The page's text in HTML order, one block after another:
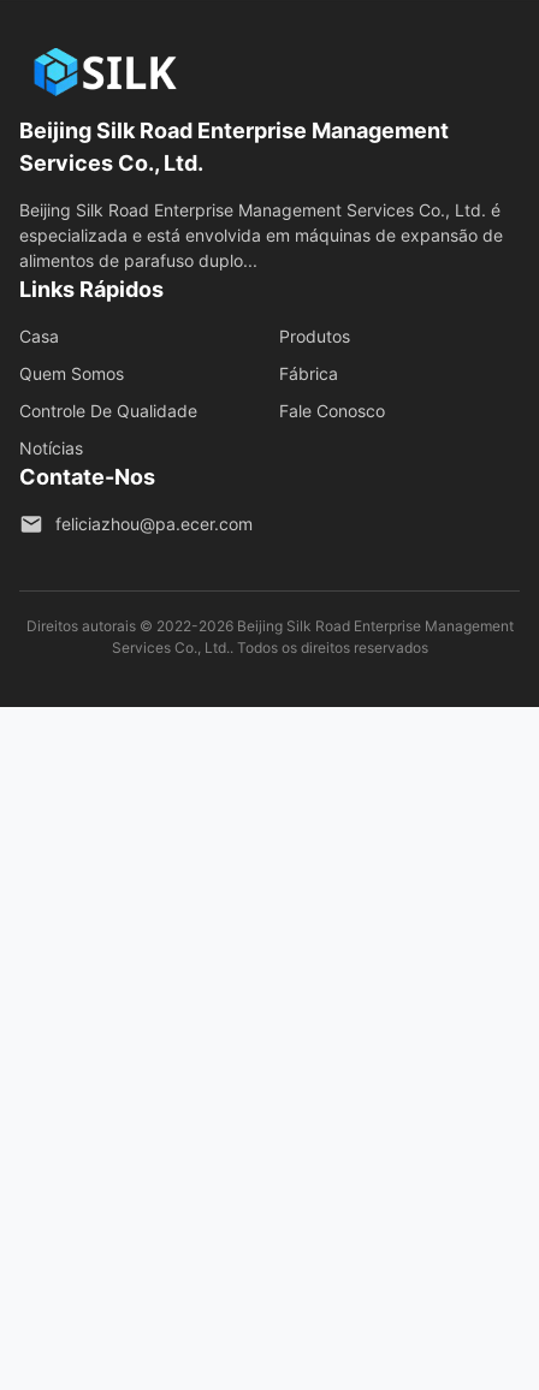
Beijing Silk Road Enterprise Management
Services Co., Ltd.
Beijing Silk Road Enterprise Management Services Co., Ltd. é
especializada e está envolvida em máquinas de expansão de
alimentos de parafuso duplo...
Links Rápidos
Casa
Produtos
Quem Somos
Fábrica
Controle De Qualidade
Fale Conosco
Notícias
Contate-Nos
feliciazhou@pa.ecer.com
Direitos autorais © 2022-2026 Beijing Silk Road Enterprise Management
Services Co., Ltd.. Todos os direitos reservados